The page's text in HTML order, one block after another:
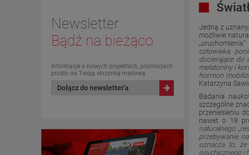
Newsletter
Bądź na bieżąco
Informacje o nowych projektach, promocjach
prosto na Twoją skrzynkę mailową.
Dołącz do newsletter'a
Jedną z
możliwie
człowieka,
docierające do
melatoniny i
hormon
Katarzyna
Badania
szczególne
przeniesieniu
nawet o 18
naturalnego
przebywanie
oznacza to,
psychicznego i